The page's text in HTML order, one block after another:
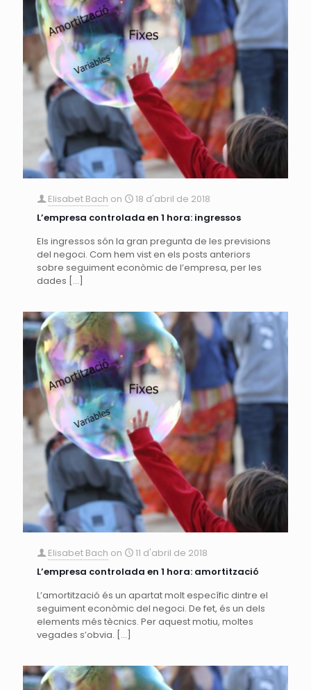
Elisabet Bach on
18 d'abril de 2018
L’empresa controlada en 1 hora: ingressos
Els ingressos són la gran pregunta de les previsions
del negoci. Com hem vist en els posts anteriors
sobre seguiment econòmic de l’empresa, per les
dades […]
Elisabet Bach on
11 d'abril de 2018
L’empresa controlada en 1 hora: amortització
L’amortització és un apartat molt específic dintre el
seguiment econòmic del negoci. De fet, és un dels
elements més tècnics. Per aquest motiu, moltes
vegades s’obvia. […]